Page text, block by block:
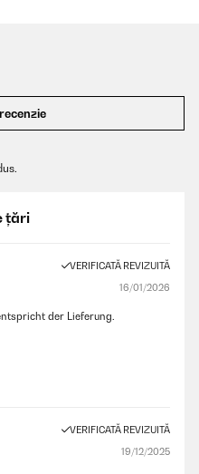
țări
VERIFICATĂ REVIZUITĂ
16/01/2026
der Lieferung.
VERIFICATĂ REVIZUITĂ
19/12/2025